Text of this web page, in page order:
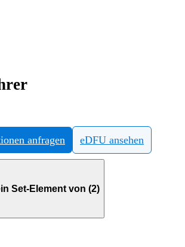
anfragen eDFU ansehen
Set-Element von (2)